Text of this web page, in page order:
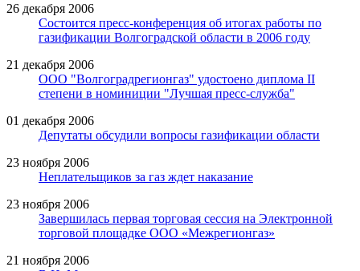
26 декабря 2006
Состоится пресс-конференция об итогах работы по
газификации Волгоградской области в 2006 году
21 декабря 2006
ООО "Волгоградрегионгаз" удостоено диплома II
степени в номиниции "Лучшая пресс-служба"
01 декабря 2006
Депутаты обсудили вопросы газификации области
23 ноября 2006
Неплательщиков за газ ждет наказание
23 ноября 2006
Завершилась первая торговая сессия на Электронной
торговой площадке ООО «Межрегионгаз»
21 ноября 2006